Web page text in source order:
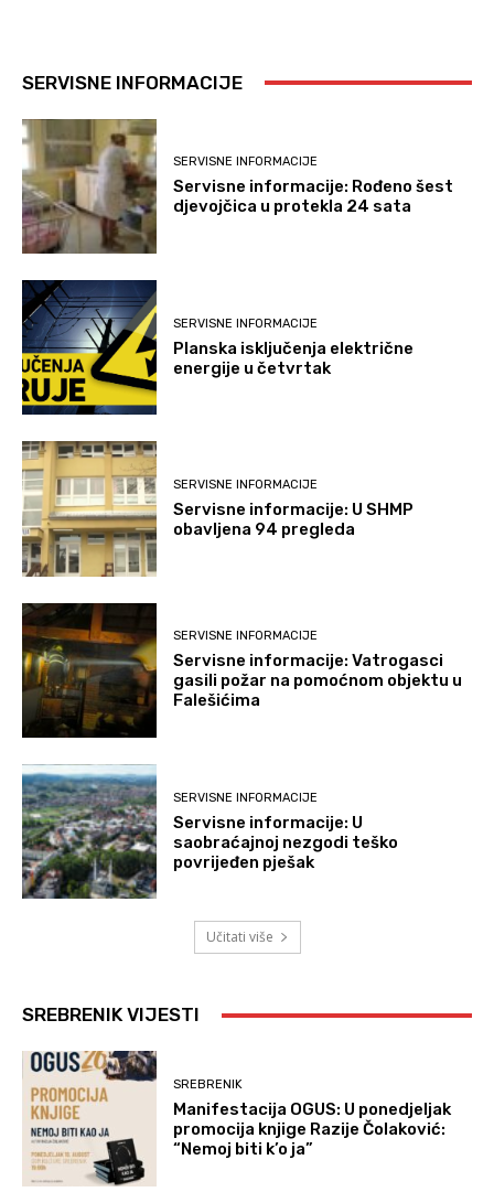
SERVISNE INFORMACIJE
SERVISNE INFORMACIJE
Servisne informacije: Rođeno šest
djevojčica u protekla 24 sata
SERVISNE INFORMACIJE
Planska isključenja električne
energije u četvrtak
SERVISNE INFORMACIJE
Servisne informacije: U SHMP
obavljena 94 pregleda
SERVISNE INFORMACIJE
Servisne informacije: Vatrogasci
gasili požar na pomoćnom objektu u
Falešićima
SERVISNE INFORMACIJE
Servisne informacije: U
saobraćajnoj nezgodi teško
povrijeđen pješak
Učitati više
SREBRENIK VIJESTI
SREBRENIK
Manifestacija OGUS: U ponedjeljak
promocija knjige Razije Čolaković:
“Nemoj biti k’o ja”